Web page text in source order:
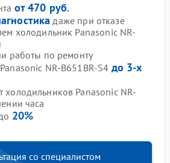
от 470 руб.
даже при отказе
холодильник Panasonic NR-
работы по ремонту
NR-B651BR-S4 до 3-х
Panasonic NR-
часа
20%
со специалистом